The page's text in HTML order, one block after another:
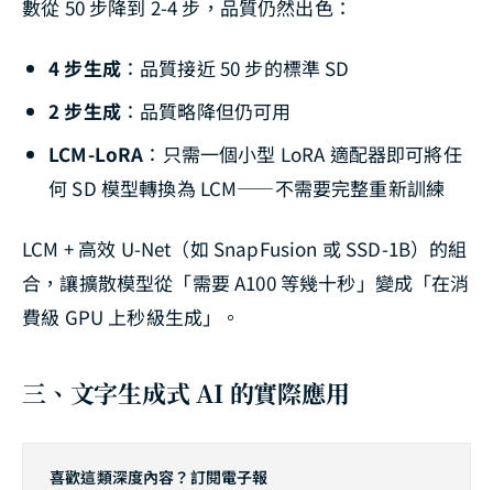
數從 50 步降到 2-4 步，品質仍然出色：
4 步生成：品質接近 50 步的標準 SD
2 步生成：品質略降但仍可用
LCM-LoRA ：只需一個小型 LoRA 適配器即可將任
何 SD 模型轉換為 LCM——不需要完整重新訓練
LCM + 高效 U-Net（如 SnapFusion 或 SSD-1B）的組
合，讓擴散模型從「需要 A100 等幾十秒」變成「在消
費級 GPU 上秒級生成」。
三、文字生成式 AI 的實際應用
喜歡這類深度內容？訂閱電子報